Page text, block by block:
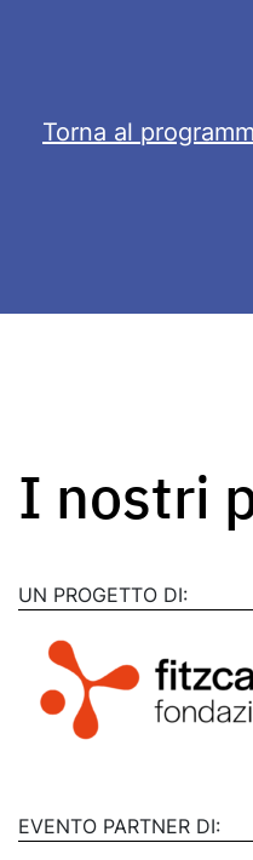
Torna al
I nostri
UN PROGETTO DI:
EVENTO PARTNER DI: